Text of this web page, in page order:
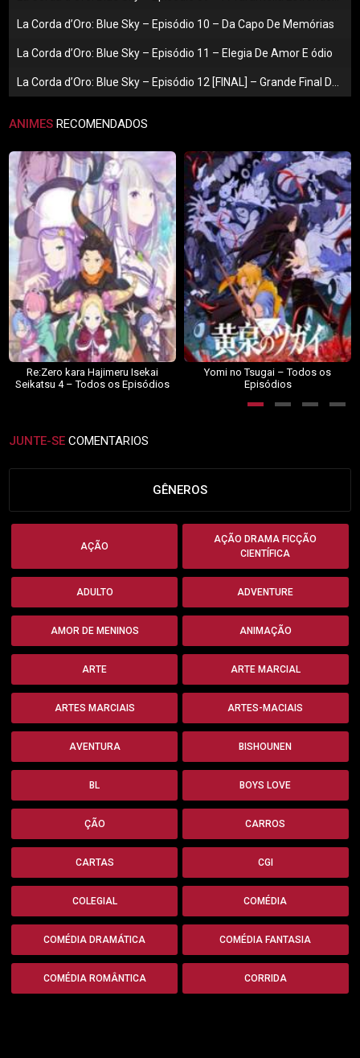
La Corda d’Oro: Blue Sky – Episódio 10 – Da Capo De Memórias
La Corda d’Oro: Blue Sky – Episódio 11 – Elegia De Amor E ódio
ANIMES RECOMENDADOS
Re:Zero kara Hajimeru Isekai
Seikatsu 4 – Todos os Episódios
Yomi no Tsugai – Todos os
Episódios
JUNTE-SE COMENTARIOS
GÊNEROS
AÇÃO
AÇÃO DRAMA FICÇÃO
CIENTÍFICA
ADULTO ADVENTURE
AMOR DE MENINOS ANIMAÇÃO
ARTE ARTE MARCIAL
ARTES MARCIAIS ARTES-MACIAIS
AVENTURA BISHOUNEN
BL BOYS LOVE
ÇÃO CARROS
CARTAS CGI
COLEGIAL COMÉDIA
COMÉDIA DRAMÁTICA COMÉDIA FANTASIA
COMÉDIA ROMÂNTICA CORRIDA